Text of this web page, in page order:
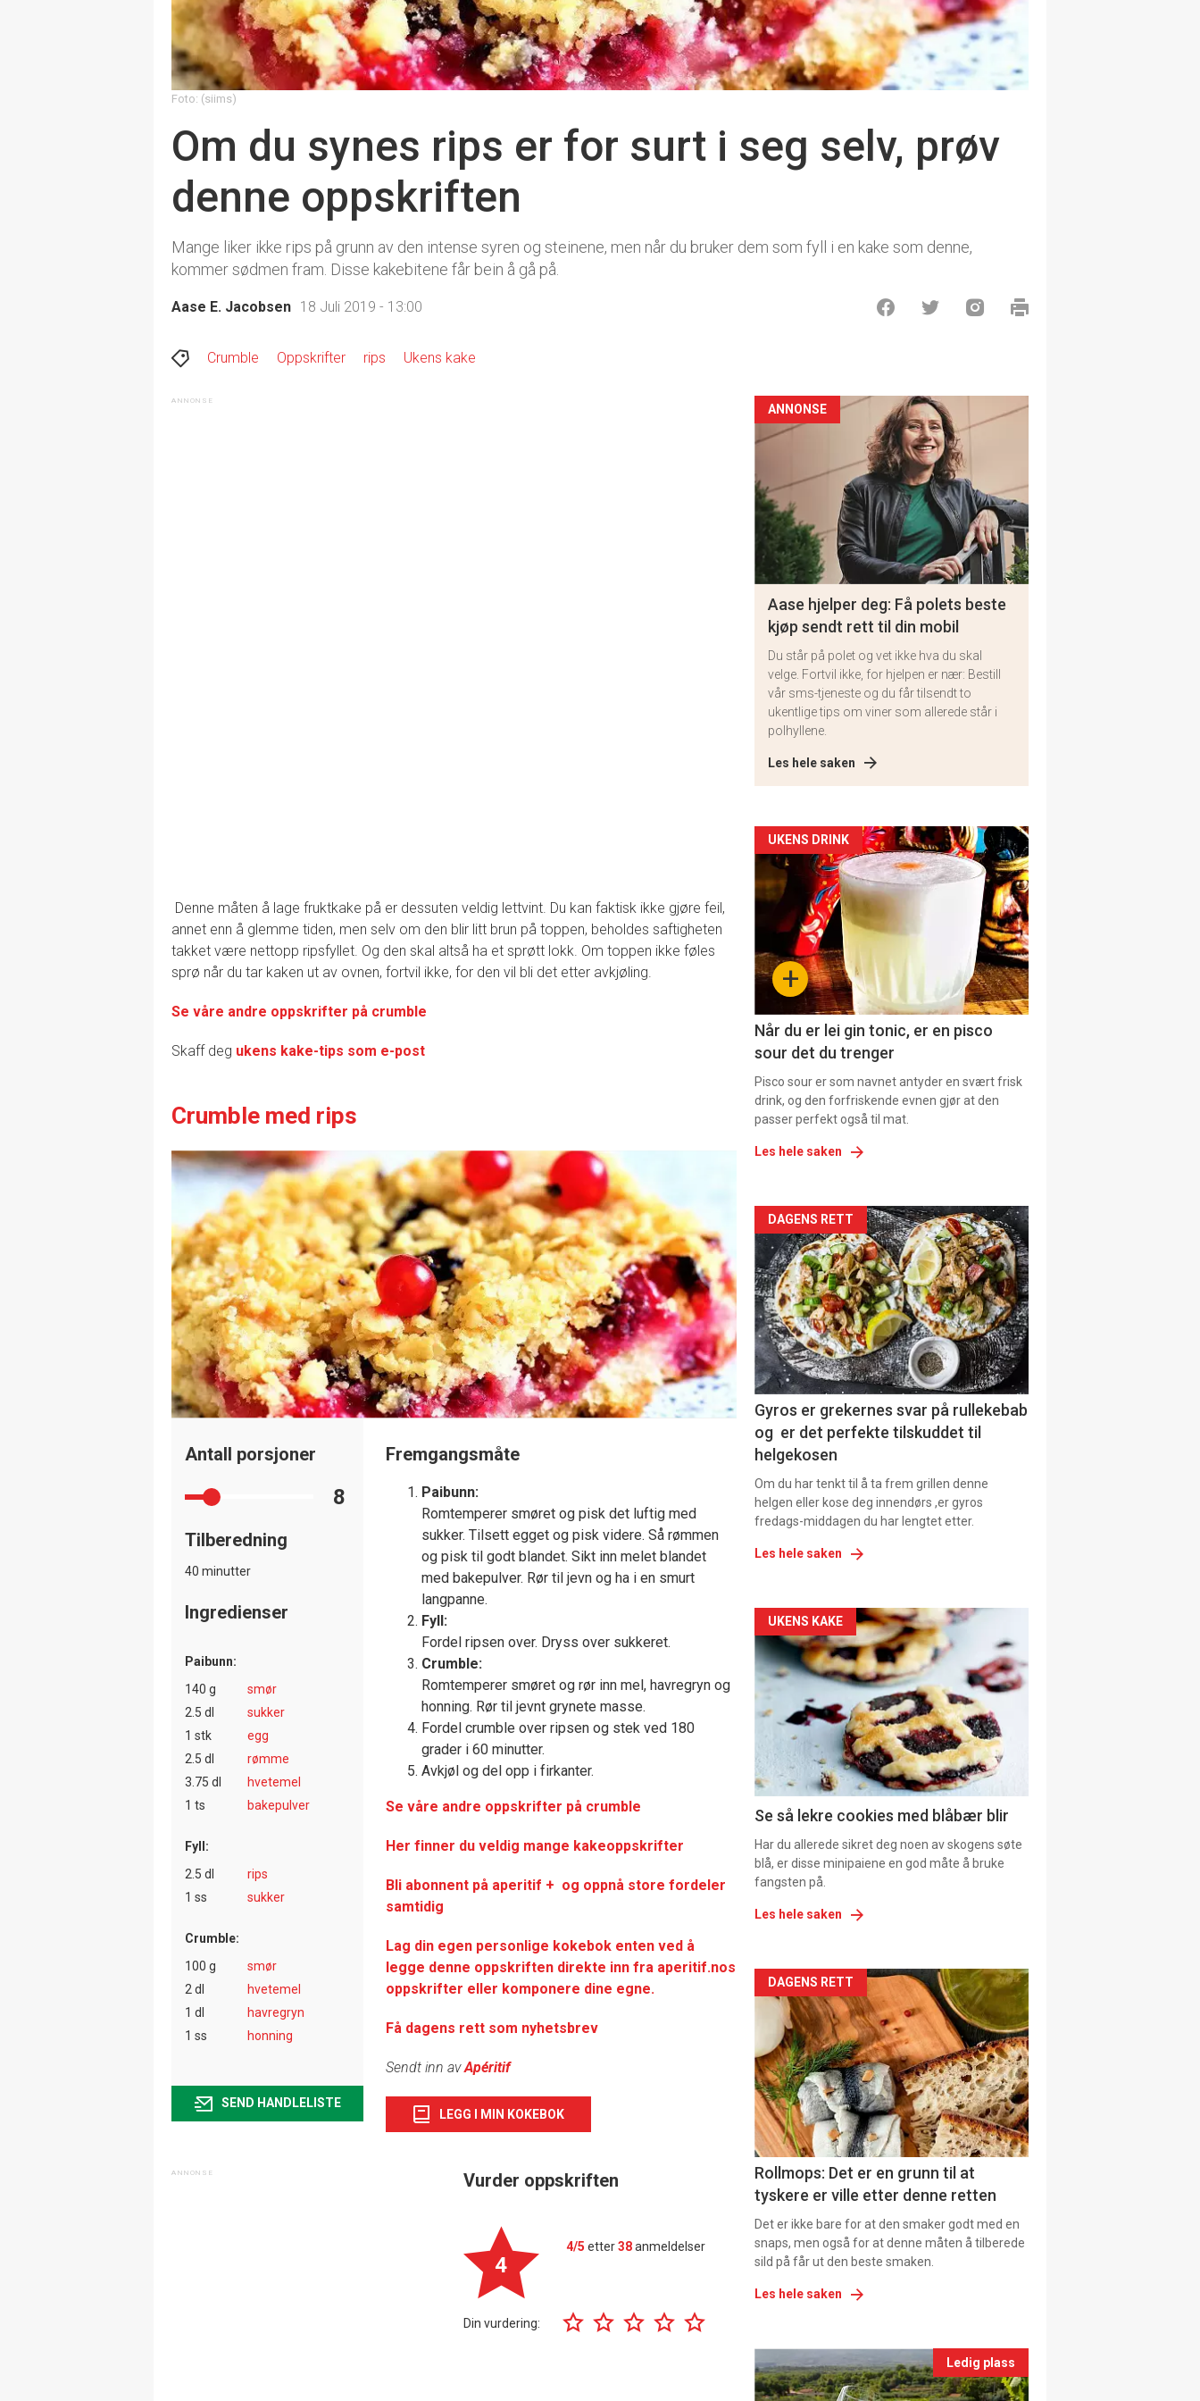
Foto: (siims)
Om du synes rips er for surt i seg selv, prøv
denne oppskriften
Mange liker ikke rips på grunn av den intense syren og steinene, men når du bruker dem som fyll i en kake som denne,
kommer sødmen fram. Disse kakebitene får bein å gå på.
Aase E. Jacobsen 18 Juli 2019 - 13:00
Crumble Oppskrifter rips Ukens kake
Denne måten å lage fruktkake på er dessuten veldig lettvint. Du kan faktisk ikke gjøre feil,
annet enn å glemme tiden, men selv om den blir litt brun på toppen, beholdes saftigheten
takket være nettopp ripsfyllet. Og den skal altså ha et sprøtt lokk. Om toppen ikke føles
sprø når du tar kaken ut av ovnen, fortvil ikke, for den vil bli det etter avkjøling.
Se våre andre oppskrifter på crumble
Skaff deg ukens kake-tips som e-post
Crumble med rips
Antall porsjoner
8
Tilberedning
40 minutter
Ingredienser
Paibunn:
140 g
smør
2.5 dl
sukker
1 stk
egg
2.5 dl
rømme
3.75 dl
hvetemel
1 ts
bakepulver
Fyll:
2.5 dl
rips
1 ss
sukker
Crumble:
100 g
smør
2 dl
hvetemel
1 dl
havregryn
1 ss
honning
SEND HANDLELISTE
Fremgangsmåte
Paibunn:
Romtemperer smøret og pisk det luftig med
sukker. Tilsett egget og pisk videre. Så rømmen
og pisk til godt blandet. Sikt inn melet blandet
med bakepulver. Rør til jevn og ha i en smurt
langpanne.
Fyll:
Fordel ripsen over. Dryss over sukkeret.
Crumble:
Romtemperer smøret og rør inn mel, havregryn og
honning. Rør til jevnt grynete masse.
Fordel crumble over ripsen og stek ved 180
grader i 60 minutter.
Avkjøl og del opp i firkanter.
Se våre andre oppskrifter på crumble
Her finner du veldig mange kakeoppskrifter
Bli abonnent på aperitif + og oppnå store fordeler
samtidig
Lag din egen personlige kokebok enten ved å
legge denne oppskriften direkte inn fra aperitif.nos
oppskrifter eller komponere dine egne.
Få dagens rett som nyhetsbrev
Sendt inn avApéritif
LEGG I MIN KOKEBOK
Vurder oppskriften
4
4/5 etter38anmeldelser
Din vurdering:
ANNONSE
Aase hjelper deg: Få polets beste
kjøp sendt rett til din mobil
Du står på polet og vet ikke hva du skal
velge. Fortvil ikke, for hjelpen er nær: Bestill
vår sms-tjeneste og du får tilsendt to
ukentlige tips om viner som allerede står i
polhyllene.
Les hele saken
Artikler
detail
section
11+
UKENS DRINK
Når du er lei gin tonic, er en pisco
sour det du trenger
Pisco sour er som navnet antyder en svært frisk
drink, og den forfriskende evnen gjør at den
passer perfekt også til mat.
Les hele saken
Artikler
detail
-
section
11
Dagens
rett
DAGENS RETT
Gyros er grekernes svar på rullekebab
og er det perfekte tilskuddet til
helgekosen
Om du har tenkt til å ta frem grillen denne
helgen eller kose deg innendørs ,er gyros
fredags-middagen du har lengtet etter.
Les hele saken
Artikler
detail
-
section
11
Dagens
rett
2
UKENS KAKE
Se så lekre cookies med blåbær blir
Har du allerede sikret deg noen av skogens søte
blå, er disse minipaiene en god måte å bruke
fangsten på.
Les hele saken
Artikler
detail
-
section
11
Ukens
vin
DAGENS RETT
Rollmops: Det er en grunn til at
tyskere er ville etter denne retten
Det er ikke bare for at den smaker godt med en
snaps, men også for at denne måten å tilberede
sild på får ut den beste smaken.
Les hele saken
Events
Ledig plass